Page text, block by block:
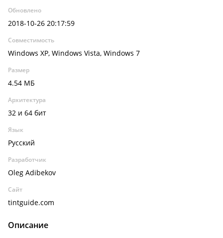
Обновлено
2018-10-26 20:17:59
Совместимость
Windows XP, Windows Vista, Windows 7
Размер
4.54 МБ
Архитектура
32 и 64 бит
Язык
Русский
Разработчик
Oleg Adibekov
Сайт
tintguide.com
Описание